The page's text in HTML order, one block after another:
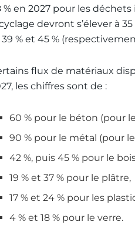
% en 2027 pour les
devront s’élever à
% et 45 %
flux de matériaux
les chiffres sont de :
60 % pour le béton (pour
90 % pour le métal (pour
42 %, puis 45 % pour le
19 % et 37 % pour le plâtre,
17 % et 24 % pour les
4 % et 18 % pour le verre.